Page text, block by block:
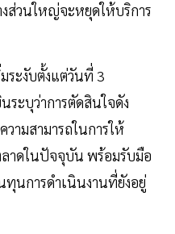
ส่วนใหญ่จะหยุดให้บริการ
ระงับตั้งแต่วันที่ 3
ระบุว่าการตัดสินใจดัง
ามสามารถในการให้
าดในปัจจุบัน พร้อมรับมือ
นการดำเนินงานที่ยังอยู่